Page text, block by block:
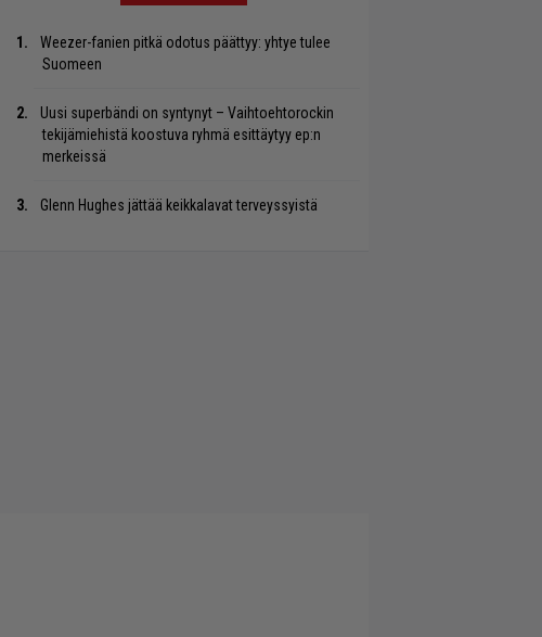
Weezer-fanien pitkä odotus päättyy: yhtye tulee
Suomeen
Uusi superbändi on syntynyt – Vaihtoehtorockin
tekijämiehistä koostuva ryhmä esittäytyy ep:n
merkeissä
Glenn Hughes jättää keikkalavat terveyssyistä